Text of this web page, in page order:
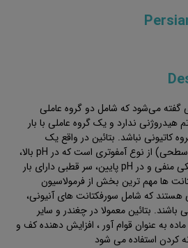
گفته می‌شود که شامل دو گروه عاملی‌
هیدروژنی ندارد و یک گروه عاملی با بار
کاتیونی نباشد. بتائین در واقع یک
سورفکتانت (ماده فعال کننده سطحی) از نوع آمفوتری است که در pH بالا،
سر قطبی آنها دارای بار الکتریکی منفی و در pH پایین، سر قطبی دارای بار
ها مهم ترین بخش از فرمولاسیون
که شامل سورفکتانت های آنیونی،
باشند. بتائین معمولا در چغندر و سایر
به عنوان قوام آور ، افزایش دهنده کف و
کردن استفاده می شود